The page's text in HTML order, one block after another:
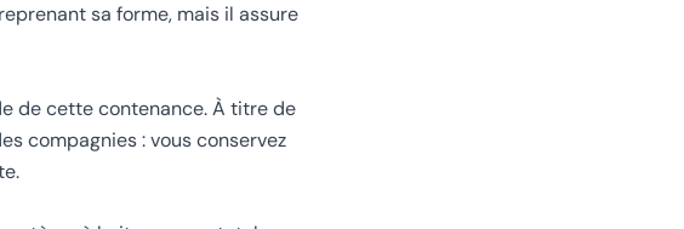
sa forme, mais il assure
de cette contenance. À titre de
compagnies : vous conservez